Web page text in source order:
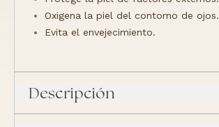
Oxigena la piel del contorno de ojos.
Evita el envejecimiento.
Descripción